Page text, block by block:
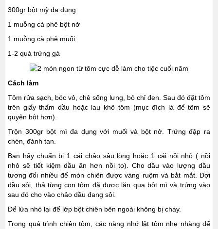
300gr bột mỳ đa dụng
1 muỗng cà phê bột nở
1 muỗng cà phê muối
1-2 quả trứng gà
Cách làm
Tôm rửa sạch, bóc vỏ, chẻ sống lưng, bỏ chỉ đen. Sau đó đặt tôm
trên giấy thấm dầu hoặc lau khô tôm (mục đích là để tôm sẽ
quyện bột hơn).
Trộn 300gr bột mì đa dụng với muối và bột nở. Trứng đập ra
chén, đánh tan.
Bạn hãy chuẩn bị 1 cái chảo sâu lòng hoặc 1 cái nồi nhỏ ( nồi
nhỏ sẽ tiết kiệm dầu ăn hơn nồi to). Cho dầu vào lượng dầu
tương đối nhiều để món chiên được vàng ruộm và bắt mắt. Đợi
dầu sôi, thả từng con tôm đã được lăn qua bột mì và trứng vào
sau đó cho vào chảo dầu đang sôi.
Để lửa nhỏ lại để lớp bột chiên bên ngoài không bị cháy.
Trong quá trình chiên tôm, các nàng nhớ lật tôm nhẹ nhàng để